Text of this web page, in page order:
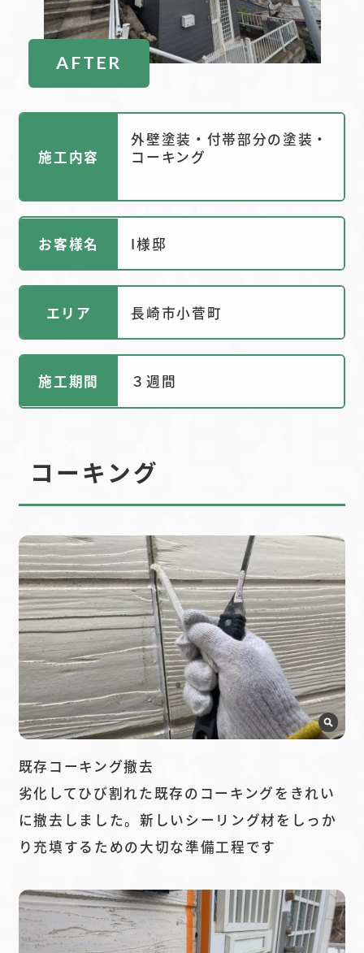
AFTER
施工内容
外壁塗装・付帯部分の塗装・
コーキング
お客様名 I様邸
エリア 長崎市小菅町
施工期間 ３週間
コーキング
既存コーキング撤去
劣化してひび割れた既存のコーキングをきれい
に撤去しました。新しいシーリング材をしっか
り充填するための大切な準備工程です